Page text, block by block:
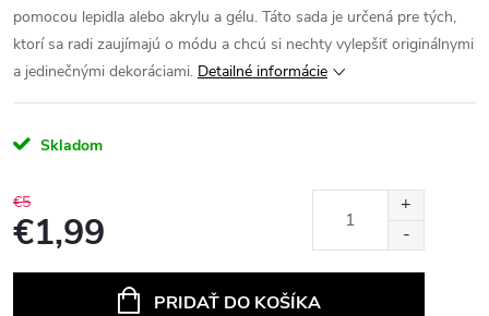
pomocou lepidla alebo akrylu a gélu. Táto sada je určená pre tých,
ktorí sa radi zaujímajú o módu a chcú si nechty vylepšiť originálnymi
a jedinečnými dekoráciami. Detailné informácie
Skladom
€5
€1,99
PRIDAŤ DO KOŠÍKA